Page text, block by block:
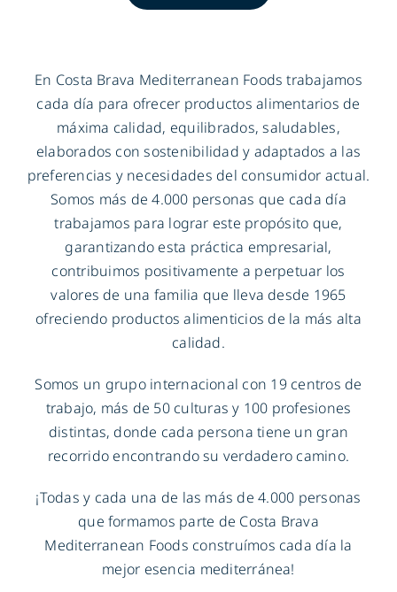
En Costa Brava Mediterranean Foods trabajamos
cada día para ofrecer productos alimentarios de
máxima calidad, equilibrados, saludables,
elaborados con sostenibilidad y adaptados a las
preferencias y necesidades del consumidor actual.
Somos más de 4.000 personas que cada día
trabajamos para lograr este propósito que,
garantizando esta práctica empresarial,
contribuimos positivamente a perpetuar los
valores de una familia que lleva desde 1965
ofreciendo productos alimenticios de la más alta
calidad.
Somos un grupo internacional con 19 centros de
trabajo, más de 50 culturas y 100 profesiones
distintas, donde cada persona tiene un gran
recorrido encontrando su verdadero camino.
¡Todas y cada una de las más de 4.000 personas
que formamos parte de Costa Brava
Mediterranean Foods construímos cada día la
mejor esencia mediterránea!